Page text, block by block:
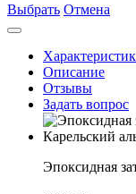
Выбрать Отмена
Описание
Отзывы
Задать вопрос
Эпоксидная